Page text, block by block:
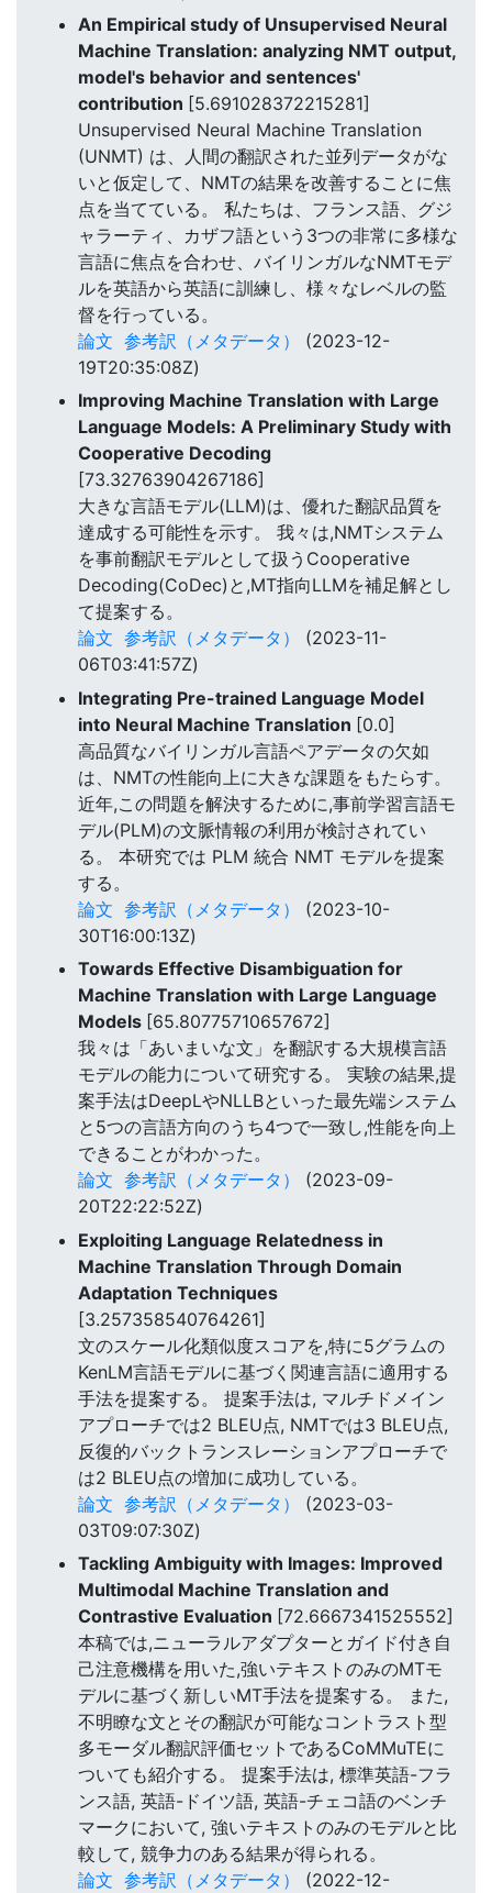
An Empirical study of Unsupervised Neural
Machine Translation: analyzing NMT output,
model's behavior and sentences'
contribution [5.691028372215281]
Unsupervised Neural Machine Translation
(UNMT) は、人間の翻訳された並列データがな
いと仮定して、NMTの結果を改善することに焦
点を当てている。 私たちは、フランス語、グジ
ャラーティ、カザフ語という3つの非常に多様な
言語に焦点を合わせ、バイリンガルなNMTモデ
ルを英語から英語に訓練し、様々なレベルの監
督を行っている。
論文 参考訳（メタデータ）
(2023-12-
19T20:35:08Z)
Improving Machine Translation with Large
Language Models: A Preliminary Study with
Cooperative Decoding
[73.32763904267186]
大きな言語モデル(LLM)は、優れた翻訳品質を
達成する可能性を示す。 我々は,NMTシステム
を事前翻訳モデルとして扱うCooperative
Decoding(CoDec)と,MT指向LLMを補足解とし
て提案する。
論文 参考訳（メタデータ）
(2023-11-
06T03:41:57Z)
Integrating Pre-trained Language Model
into Neural Machine Translation [0.0]
高品質なバイリンガル言語ペアデータの欠如
は、NMTの性能向上に大きな課題をもたらす。
近年,この問題を解決するために,事前学習言語モ
デル(PLM)の文脈情報の利用が検討されてい
る。 本研究では PLM 統合 NMT モデルを提案
する。
論文 参考訳（メタデータ）
(2023-10-
30T16:00:13Z)
Towards Effective Disambiguation for
Machine Translation with Large Language
Models [65.80775710657672]
我々は「あいまいな文」を翻訳する大規模言語
モデルの能力について研究する。 実験の結果,提
案手法はDeepLやNLLBといった最先端システム
と5つの言語方向のうち4つで一致し,性能を向上
できることがわかった。
論文 参考訳（メタデータ）
(2023-09-
20T22:22:52Z)
Exploiting Language Relatedness in
Machine Translation Through Domain
Adaptation Techniques
[3.257358540764261]
文のスケール化類似度スコアを,特に5グラムの
KenLM言語モデルに基づく関連言語に適用する
手法を提案する。 提案手法は, マルチドメイン
アプローチでは2 BLEU点, NMTでは3 BLEU点,
反復的バックトランスレーションアプローチで
は2 BLEU点の増加に成功している。
論文 参考訳（メタデータ）
(2023-03-
03T09:07:30Z)
Tackling Ambiguity with Images: Improved
Multimodal Machine Translation and
Contrastive Evaluation [72.6667341525552]
本稿では,ニューラルアダプターとガイド付き自
己注意機構を用いた,強いテキストのみのMTモ
デルに基づく新しいMT手法を提案する。 また,
不明瞭な文とその翻訳が可能なコントラスト型
多モーダル翻訳評価セットであるCoMMuTEに
ついても紹介する。 提案手法は, 標準英語-フラ
ンス語, 英語-ドイツ語, 英語-チェコ語のベンチ
マークにおいて, 強いテキストのみのモデルと比
較して, 競争力のある結果が得られる。
論文 参考訳（メタデータ）
(2022-12-